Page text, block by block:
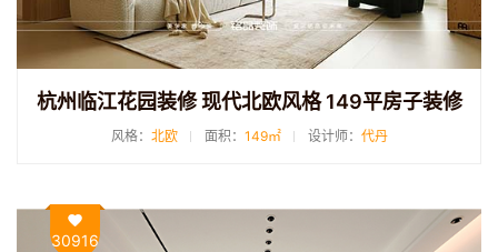
杭州临江花园装修 现代北欧风格 149平房子装修
风格： 北欧 面积： 149㎡ 设计师： 代丹
30916